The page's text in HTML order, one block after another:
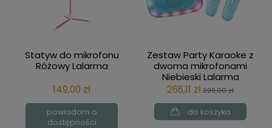
Statyw do mikrofonu
Różowy Lalarma
149,00 zł
powiadom o
dostępności
Zestaw Party Karaoke z
dwoma mikrofonami
Niebieski Lalarma
266,11 zł299,00 zł
do koszyka